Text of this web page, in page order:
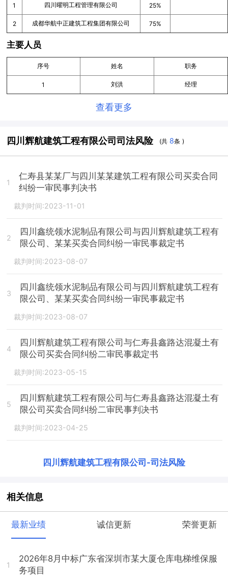
1 四川曜明工程管理有限公司 25%
2 成都华航中正建筑工程集团有限公司 75%
主要人员
序号 姓名 职务
1 刘洪 经理
查看更多
四川辉航建筑工程有限公司司法风险 (共 8条 )
1
仁寿县某某厂与四川某某建筑工程有限公司买卖合同
纠纷一审民事判决书
裁判时间:2023-11-01
2
四川鑫统领水泥制品有限公司与四川辉航建筑工程有
限公司、某某买卖合同纠纷一审民事裁定书
裁判时间:2023-08-07
3
四川鑫统领水泥制品有限公司与四川辉航建筑工程有
限公司、某某买卖合同纠纷一审民事裁定书
裁判时间:2023-08-07
4
四川辉航建筑工程有限公司与仁寿县鑫路达混凝土有
限公司买卖合同纠纷二审民事裁定书
裁判时间:2023-05-15
5
四川辉航建筑工程有限公司与仁寿县鑫路达混凝土有
限公司买卖合同纠纷二审民事判决书
裁判时间:2023-04-25
四川辉航建筑工程有限公司 -司法风险
相关信息
最新业绩 诚信更新 荣誉更新
1
2026年8月中标广东省深圳市某大厦仓库电梯维保服
务项目